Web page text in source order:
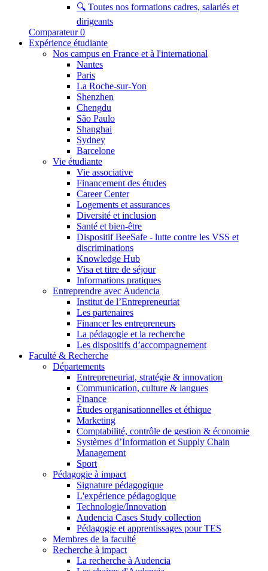
🔍 Toutes nos formations cadres, salariés et
dirigeants
Comparateur 0
Expérience étudiante
Nos campus en France et à l'international
Nantes
Paris
La Roche-sur-Yon
Shenzhen
Chengdu
São Paulo
Shanghai
Sydney
Barcelone
Vie étudiante
Vie associative
Financement des études
Career Center
Logements et assurances
Diversité et inclusion
Santé et bien-être
Dispositif BeeSafe - lutte contre les VSS et
discriminations
Knowledge Hub
Visa et titre de séjour
Informations pratiques
Entreprendre avec Audencia
Institut de l’Entrepreneuriat
Les partenaires
Financer les entrepreneurs
La pédagogie et la recherche
Les dispositifs d’accompagnement
Faculté & Recherche
Départements
Entrepreneuriat, stratégie & innovation
Communication, culture & langues
Finance
Études organisationnelles et éthique
Marketing
Comptabilité, contrôle de gestion & économie
Systèmes d’Information et Supply Chain
Management
Sport
Pédagogie à impact
Signature pédagogique
L'expérience pédagogique
Technologie/Innovation
Audencia Cases Study collection
Pédagogie et apprentissages pour TES
Membres de la faculté
Recherche à impact
La recherche à Audencia